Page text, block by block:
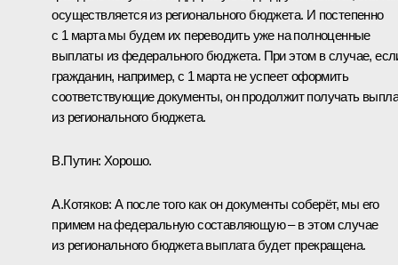
осуществляется из регионального бюджета. И постепенно
с 1 марта мы будем их переводить уже на полноценные
выплаты из федерального бюджета. При этом в случае,
гражданин, например, с 1 марта не успеет оформить
соответствующие документы, он продолжит получать
из регионального бюджета.
В.Путин: Хорошо.
А.Котяков: А после того как он документы соберёт, мы его
примем на федеральную составляющую – в этом случае
из регионального бюджета выплата будет прекращена.